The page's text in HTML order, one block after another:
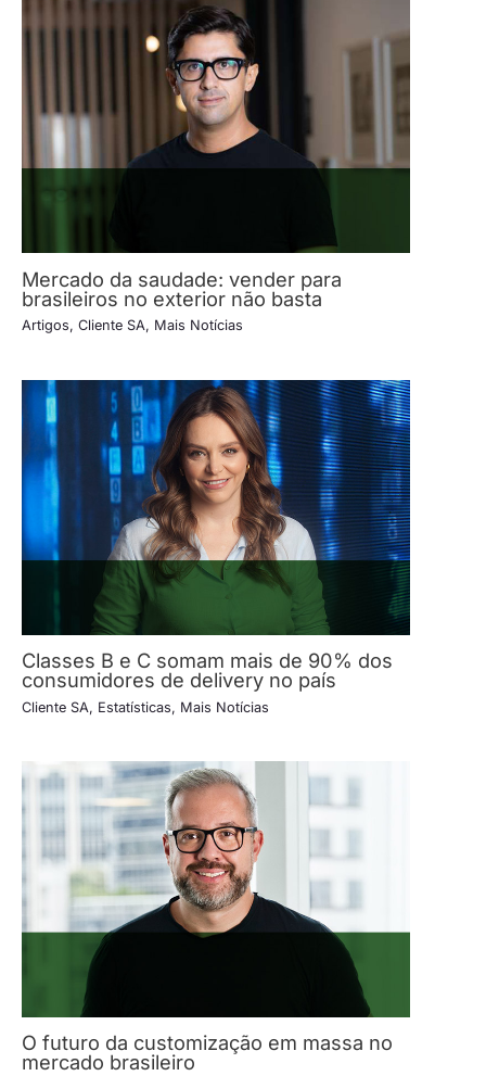
Mercado da saudade: vender para
brasileiros no exterior não basta
Artigos, Cliente SA, Mais Notícias
Classes B e C somam mais de 90% dos
consumidores de delivery no país
Cliente SA, Estatísticas, Mais Notícias
O futuro da customização em massa no
mercado brasileiro